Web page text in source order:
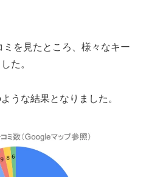
を見たところ、様々なキー
た。
うな結果となりました。